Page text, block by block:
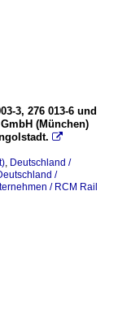
3, 276 013-6 und
(München)

, Deutschland /
/
/ RCM Rail